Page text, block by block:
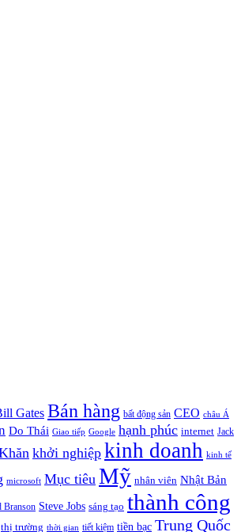
Gates Bán hàng bất động sản CEO châu Á
Do Thái Giao tiếp Google hạnh phúc internet Jack
khởi nghiệp kinh doanh kinh tế
microsoft Mục tiêu Mỹ nhân viên Nhật Bản
Branson Steve Jobs sáng tạo thành công
thị trường thời gian tiết kiệm tiền bạc Trung Quốc